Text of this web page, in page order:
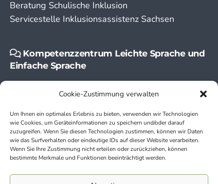
Cookie-Zustimmung verwalten
Um Ihnen ein optimales Erlebnis zu bieten, verwenden wir Technologien
wie Cookies, um Geräteinformationen zu speichern und/oder darauf
zuzugreifen. Wenn Sie diesen Technologien zustimmen, können wir Daten
wie das Surfverhalten oder eindeutige IDs auf dieser Website verarbeiten.
Wenn Sie Ihre Zustimmung nicht erteilen oder zurückziehen, können
bestimmte Merkmale und Funktionen beeinträchtigt werden.
Beratung Schulische Inklusion
Servicestelle Inklusionsassistenz Sachsen
Kompetenzzentrum Leichte Sprache und
Einfache Sprache
Einfache Sprache
Kontakt